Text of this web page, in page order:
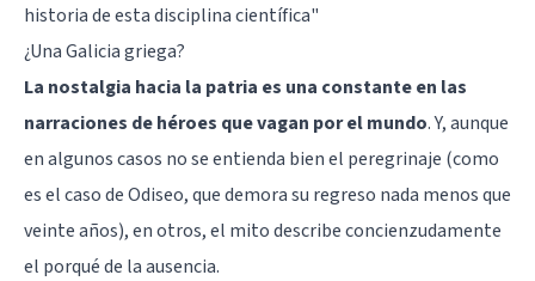
historia de esta disciplina científica"
¿Una Galicia griega?
La nostalgia hacia la patria es una constante en las
narraciones de héroes que vagan por el mundo. Y, aunque
en algunos casos no se entienda bien el peregrinaje (como
es el caso de Odiseo, que demora su regreso nada menos que
veinte años), en otros, el mito describe concienzudamente
el porqué de la ausencia.